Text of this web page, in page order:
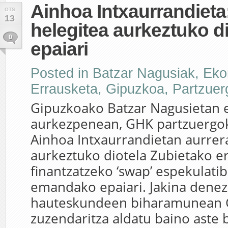
OTS
13
0
Ainhoa
helegitea aurkeztuko
epaiari
Posted in Batzar Nagusiak,
Errausketa, Gipuzkoa,
Gipuzkoako Batzar Nagusietan
aurkezpenean, GHK
Ainhoa Intxaurrandietan
aurkeztuko diotela Zubietako
finantzatzeko ‘swap’
emandako epaiari. Jakina
hauteskundeen biharamunean
zuzendaritza aldatu baino aste